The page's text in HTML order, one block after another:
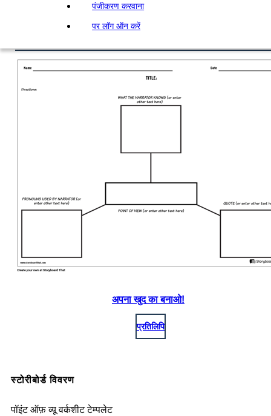
पंजीकरण करवाना
पर लॉग ऑन करें
अपना खुद का बनाओ!
प्रतिलिपि
स्टोरीबोर्ड विवरण
पॉइंट ऑफ़ व्यू वर्कशीट टेम्पलेट